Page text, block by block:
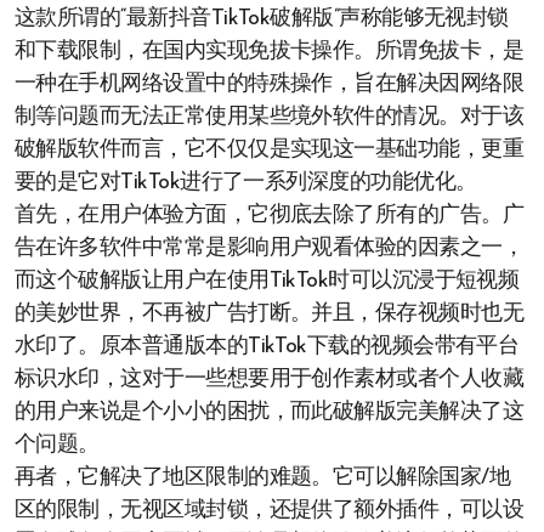
这款所谓的“最新抖音TikTok破解版”声称能够无视封锁
和下载限制，在国内实现免拔卡操作。所谓免拔卡，是
一种在手机网络设置中的特殊操作，旨在解决因网络限
制等问题而无法正常使用某些境外软件的情况。对于该
破解版软件而言，它不仅仅是实现这一基础功能，更重
要的是它对TikTok进行了一系列深度的功能优化。
首先，在用户体验方面，它彻底去除了所有的广告。广
告在许多软件中常常是影响用户观看体验的因素之一，
而这个破解版让用户在使用TikTok时可以沉浸于短视频
的美妙世界，不再被广告打断。并且，保存视频时也无
水印了。原本普通版本的TikTok下载的视频会带有平台
标识水印，这对于一些想要用于创作素材或者个人收藏
的用户来说是个小小的困扰，而此破解版完美解决了这
个问题。
再者，它解决了地区限制的难题。它可以解除国家/地
区的限制，无视区域封锁，还提供了额外插件，可以设